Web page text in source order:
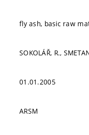
fly ash, basic raw
SOKOLÁŘ, R.,
01.01.2005
ARSM